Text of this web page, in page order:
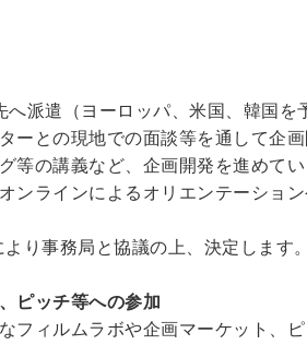
派遣（ヨーロッパ、米国、韓国を
ーとの現地での面談等を通して企
等の講義など、企画開発を進めて
ンラインによるオリエンテーショ
り事務局と協議の上、決定します。
ピッチ等への参加
ィルムラボや企画マーケット、